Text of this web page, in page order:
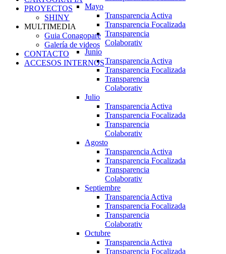
Mayo
Transparencia Activa
Transparencia Focalizada
Transparencia
Colaborativ
Junio
Transparencia Activa
Transparencia Focalizada
Transparencia
Colaborativ
Julio
Transparencia Activa
Transparencia Focalizada
Transparencia
Colaborativ
Agosto
Transparencia Activa
Transparencia Focalizada
Transparencia
Colaborativ
Septiembre
Transparencia Activa
Transparencia Focalizada
Transparencia
Colaborativ
Octubre
Transparencia Activa
Transparencia Focalizada
PROYECTOS
SHINY
MULTIMEDIA
Guia Conagopare
Galería de videos
CONTACTO
ACCESOS INTERNOS